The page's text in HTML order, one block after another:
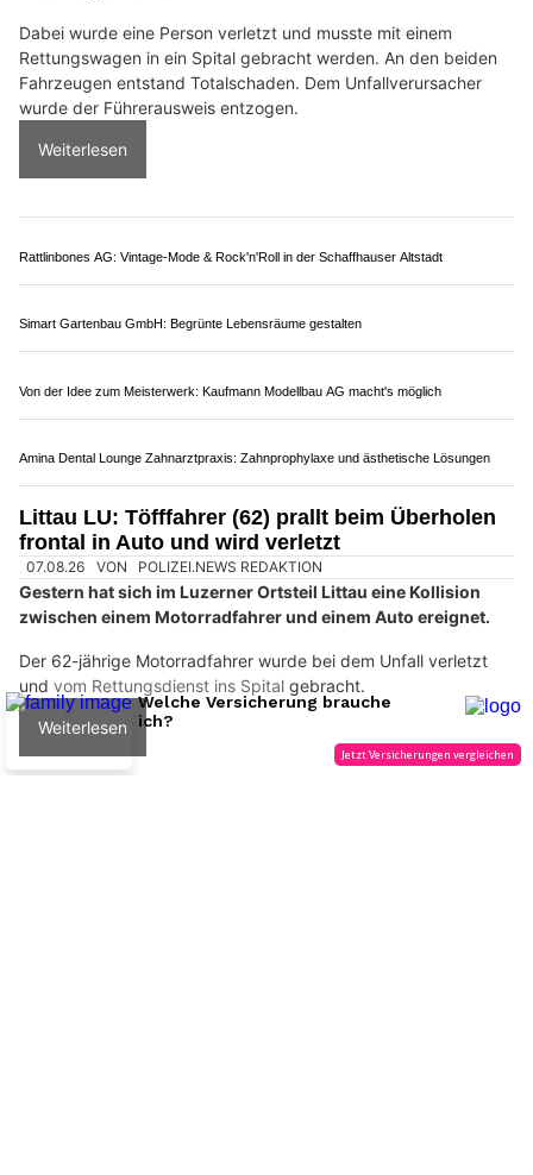
Dabei wurde eine Person verletzt und musste mit einem
Rettungswagen in ein Spital gebracht werden. An den beiden
Fahrzeugen entstand Totalschaden. Dem Unfallverursacher
wurde der Führerausweis entzogen.
Weiterlesen
Simart Gartenbau GmbH: Begrünte Lebensräume gestalten